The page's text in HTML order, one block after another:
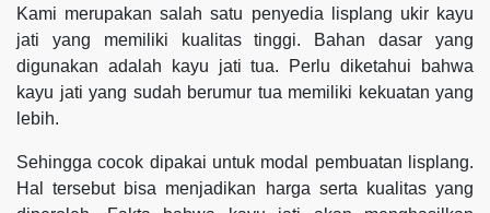
Kami merupakan salah satu penyedia lisplang ukir kayu
jati yang memiliki kualitas tinggi. Bahan dasar yang
digunakan adalah kayu jati tua. Perlu diketahui bahwa
kayu jati yang sudah berumur tua memiliki kekuatan yang
lebih.
Sehingga cocok dipakai untuk modal pembuatan lisplang.
Hal tersebut bisa menjadikan harga serta kualitas yang